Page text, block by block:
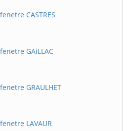
CASTRES
GAiLLAC
GRAULHET
LAVAUR